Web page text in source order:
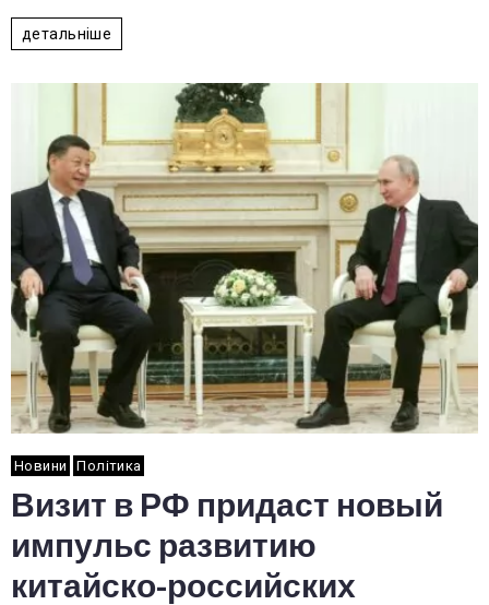
детальніше
Новини Політика
Визит в РФ придаст новый
импульс развитию
китайско-российских